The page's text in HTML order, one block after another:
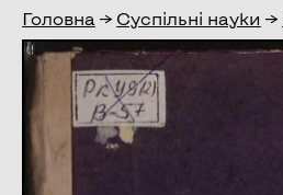
Головна → Суспільні науки →